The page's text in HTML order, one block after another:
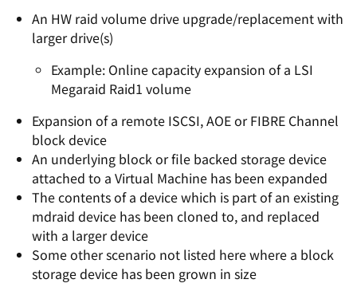
An HW raid volume drive upgrade/replacement with
larger drive(s)
Example: Online capacity expansion of a LSI
Megaraid Raid1 volume
Expansion of a remote ISCSI, AOE or FIBRE Channel
block device
An underlying block or file backed storage device
attached to a Virtual Machine has been expanded
The contents of a device which is part of an existing
mdraid device has been cloned to, and replaced
with a larger device
Some other scenario not listed here where a block
storage device has been grown in size